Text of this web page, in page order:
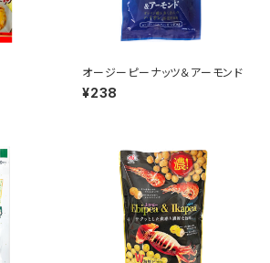
オージーピーナッツ＆アーモンド
¥238